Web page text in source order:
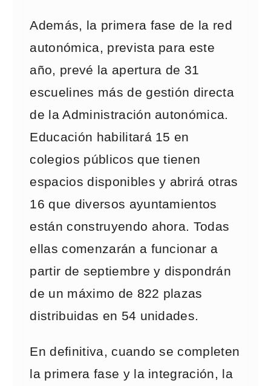
Además, la primera fase de la red
autonómica, prevista para este
año, prevé la apertura de 31
escuelines más de gestión directa
de la Administración autonómica.
Educación habilitará 15 en
colegios públicos que tienen
espacios disponibles y abrirá otras
16 que diversos ayuntamientos
están construyendo ahora. Todas
ellas comenzarán a funcionar a
partir de septiembre y dispondrán
de un máximo de 822 plazas
distribuidas en 54 unidades.
En definitiva, cuando se completen
la primera fase y la integración, la